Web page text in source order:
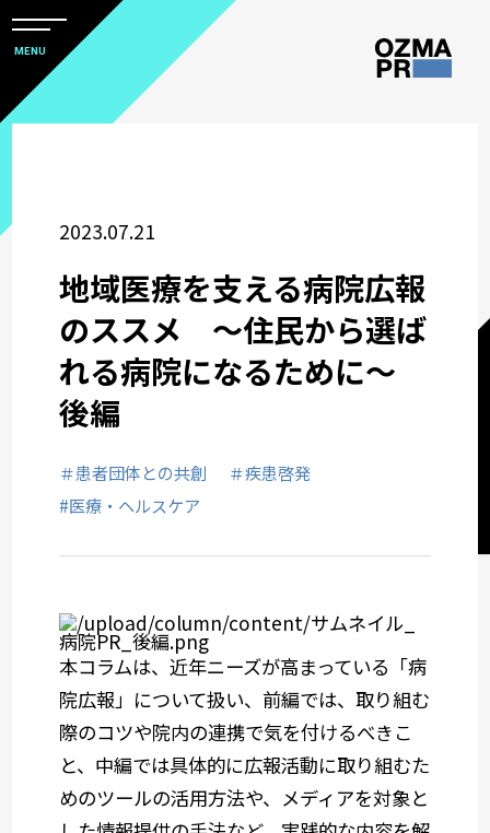
本
文
へ
ズ
マ
ピ
ー
メ
ニ
ュ
ー
開
MENU
2023.07.21
地域医療を支える病院広報
のススメ ～住民から選ば
れる病院になるために～
後編
＃患者団体との共創
＃疾患啓発
#医療・ヘルスケア
本コラムは、近年ニーズが高まっている「病
院広報」について扱い、前編では、取り組む
際のコツや院内の連携で気を付けるべきこ
と、中編では具体的に広報活動に取り組むた
めのツールの活用方法や、メディアを対象と
アワード
ウズ研
サステナビリティコミュニケーション
セミナーレポート
サービスメニューから選ぶ
業種から選ぶ